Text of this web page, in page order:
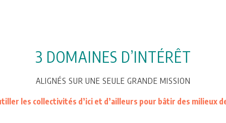
3 DOMAINES D’INTÉRÊT
ALIGNÉS SUR UNE SEULE GRANDE MISSION
les collectivités d’ici et d’ailleurs pour bâtir des milieux